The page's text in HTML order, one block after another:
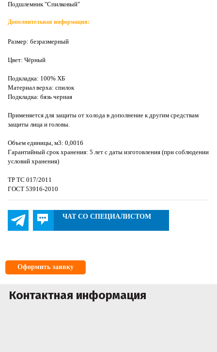
Подшлемник "Спилковый"
Дополнительная информация:
Размер: безразмерный
Цвет: Чёрный
Подкладка: 100% ХБ
Материал верха: спилок
Подкладка: бязь черная
Применяется для защиты от холода в дополнение к другим средствам
защиты лица и головы.
Объем единицы, м3: 0,0016
Гарантийный срок хранения: 5 лет с даты изготовления (при соблюдении
условий хранения)
ТР ТС 017/2011
ГОСТ 53916-2010
ЧАТ СО СПЕЦИАЛИСТОМ
Оформить заявку
Контактная информация